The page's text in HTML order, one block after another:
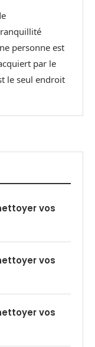
personne est
par le
le seul endroit
vos
vos
vos